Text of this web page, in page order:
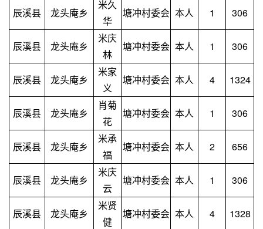
辰溪县 龙头庵乡
米久
华
塘冲村委会 本人 1 306
辰溪县 龙头庵乡
米庆
林
塘冲村委会 本人 1 306
辰溪县 龙头庵乡
米家
义
塘冲村委会 本人 4 1324
辰溪县 龙头庵乡
肖菊
花
塘冲村委会 本人 1 306
辰溪县 龙头庵乡
米承
福
塘冲村委会 本人 2 656
辰溪县 龙头庵乡
米庆
云
塘冲村委会 本人 1 306
辰溪县 龙头庵乡
米贤
健
塘冲村委会 本人 4 1328